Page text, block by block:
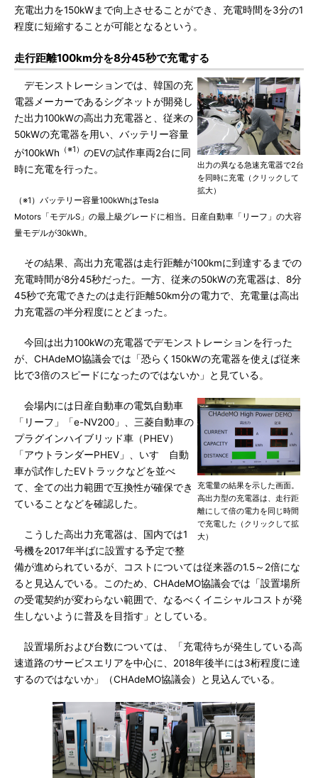
充電出力を150kWまで向上させることができ、充電時間を3分の1
程度に短縮することが可能となるという。
走行距離100km分を8分45秒で充電する
出力の異なる急速充電器で2台
を同時に充電（クリックして
拡大）
デモンストレーションでは、韓国の充
電器メーカーであるシグネットが開発し
た出力100kWの高出力充電器と、従来の
50kWの充電器を用い、バッテリー容量
が100kWh （※1） のEVの試作車両2台に同
時に充電を行った。
（※1）バッテリー容量100kWhはTesla
Motors「モデルS」の最上級グレードに相当。日産自動車「リーフ」の大容
量モデルが30kWh。
その結果、高出力充電器は走行距離が100kmに到達するまでの
充電時間が8分45秒だった。一方、従来の50kWの充電器は、8分
45秒で充電できたのは走行距離50km分の電力で、充電量は高出
力充電器の半分程度にとどまった。
今回は出力100kWの充電器でデモンストレーションを行った
が、CHAdeMO協議会では「恐らく150kWの充電器を使えば従来
比で3倍のスピードになったのではないか」と見ている。
充電量の結果を示した画面。
高出力型の充電器は、走行距
離にして倍の電力を同じ時間
で充電した（クリックして拡
大）
会場内には日産自動車の電気自動車
「リーフ」「e-NV200」、三菱自動車の
プラグインハイブリッド車（PHEV）
「アウトランダーPHEV」、いすゞ自動
車が試作したEVトラックなどを並べ
て、全ての出力範囲で互換性が確保でき
ていることなどを確認した。
こうした高出力充電器は、国内では1
号機を2017年半ばに設置する予定で整
備が進められているが、コストについては従来器の1.5～2倍にな
ると見込んでいる。このため、CHAdeMO協議会では「設置場所
の受電契約が変わらない範囲で、なるべくイニシャルコストが発
生しないように普及を目指す」としている。
設置場所および台数については、「充電待ちが発生している高
速道路のサービスエリアを中心に、2018年後半には3桁程度に達
するのではないか」（CHAdeMO協議会）と見込んでいる。